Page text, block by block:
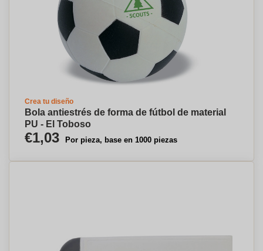
Crea tu diseño
Bola antiestrés de forma de fútbol de material
PU - El Toboso
€1,03 Por pieza, base en 1000 piezas